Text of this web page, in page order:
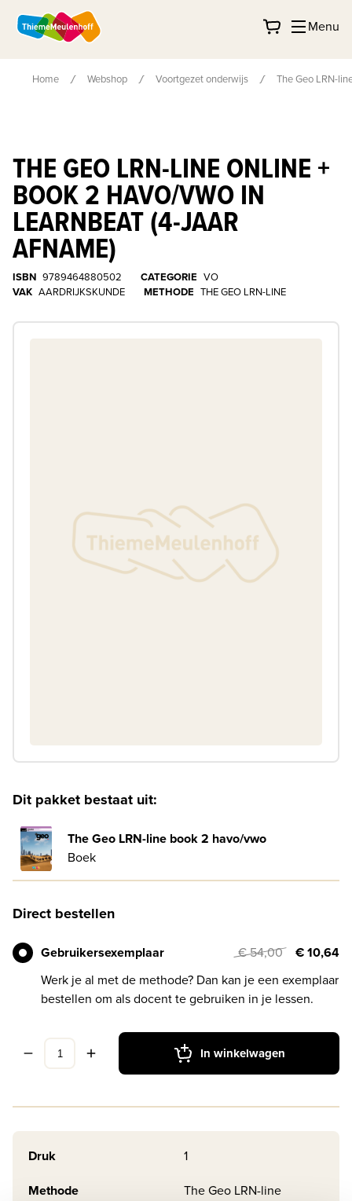
Menu
Home Webshop Voortgezet onderwijs The Geo LRN-
THE GEO LRN-LINE ONLINE +
BOOK 2 HAVO/VWO IN
LEARNBEAT (4-JAAR
AFNAME)
ISBN 9789464880502 CATEGORIE VO
VAK AARDRIJKSKUNDE METHODE THE GEO LRN-LINE
Dit pakket bestaat uit:
The Geo LRN-line book 2 havo/vwo
Boek
Direct bestellen
Gebruikersexemplaar € 54,00
€ 10,64
Werk je al met de methode? Dan kan je een exemplaar
bestellen om als docent te gebruiken in je lessen.
In winkelwagen
Druk
1
Methode
The Geo LRN-line